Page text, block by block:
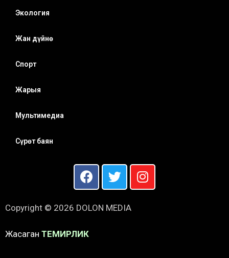
Экология
Жан дүйнө
Спорт
Жарыя
Мультимедиа
Сүрөт баян
Copyright © 2026 DOLON MEDIA
Жасаган ТЕМИРЛИК